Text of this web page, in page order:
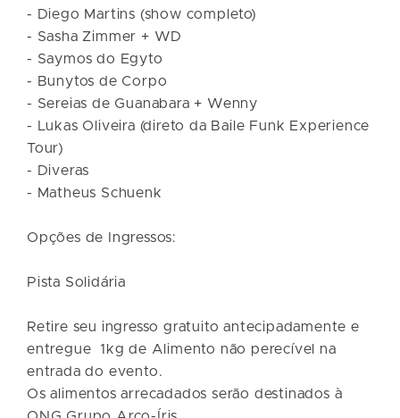
- Diego Martins (show completo)
- Sasha Zimmer + WD
- Saymos do Egyto
- Bunytos de Corpo
- Sereias de Guanabara + Wenny
- Lukas Oliveira (direto da Baile Funk Experience
Tour)
- Diveras
- Matheus Schuenk
Opções de Ingressos:
Pista Solidária
Retire seu ingresso gratuito antecipadamente e
entregue
1kg de Alimento não perecível na
entrada do evento.
Os alimentos arrecadados serão destinados à